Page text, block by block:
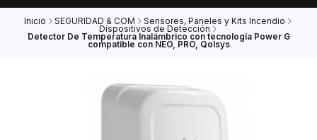
Inicio SEGURIDAD & COM Sensores, Paneles y Kits Incendio
Dispositivos de Detección
Detector De Temperatura Inalámbrico con tecnología Power G
compatible con NEO, PRO, Qolsys